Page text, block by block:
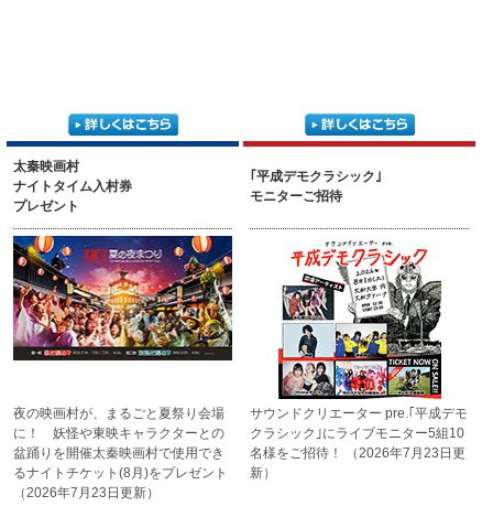
太秦映画村
ナイトタイム入村券
プレゼント
夜の映画村が、まるごと夏祭り会場
に！ 妖怪や東映キャラクター との
盆踊りを開催太秦映画村で使用でき
るナイトチケット(8月)をプレゼント
（2026年7月23日更新）
｢平成デモクラシック｣
モニターご招待
サウンドクリエーター pre.｢平成デモ
クラシック｣にライブモニター5組10
名様をご招待！
（2026年7月23日更
新）